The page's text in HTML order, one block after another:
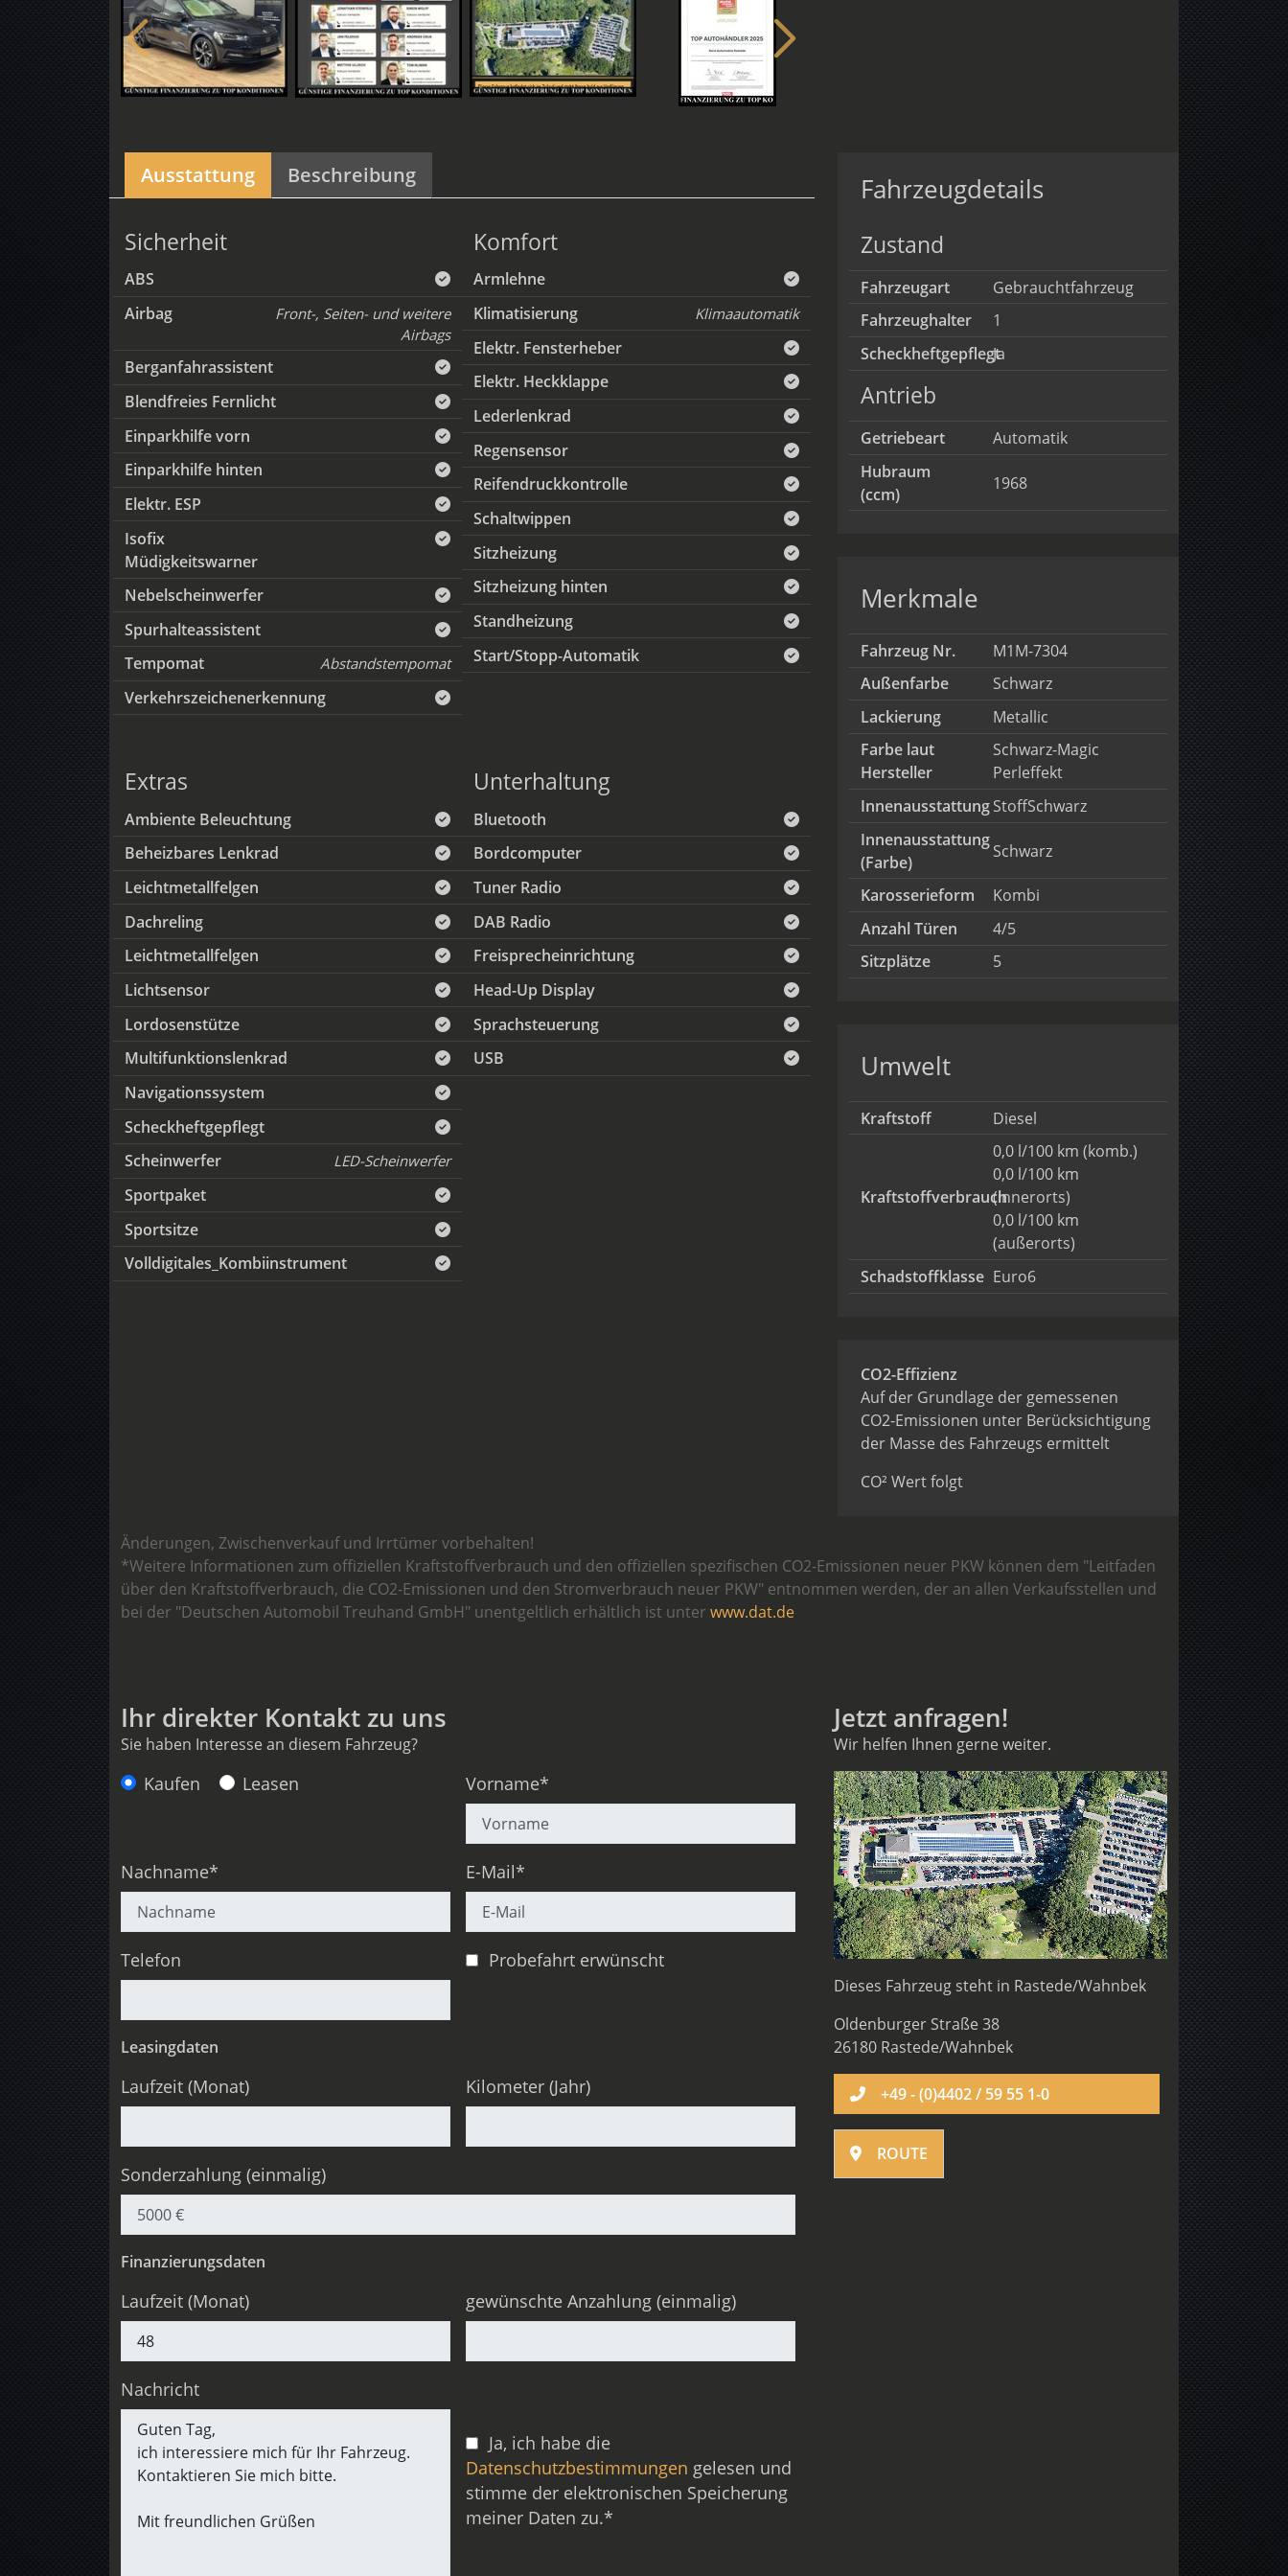
Ausstattung Beschreibung
Sicherheit
ABS
Airbag
Front-, Seiten- und weitere
Airbags
Berganfahrassistent
Blendfreies Fernlicht
Einparkhilfe vorn
Einparkhilfe hinten
Elektr. ESP
Isofix
Müdigkeitswarner
Nebelscheinwerfer
Spurhalteassistent
Tempomat
Abstandstempomat
Verkehrszeichenerkennung
Komfort
Armlehne
Klimatisierung
Klimaautomatik
Elektr. Fensterheber
Elektr. Heckklappe
Lederlenkrad
Regensensor
Reifendruckkontrolle
Schaltwippen
Sitzheizung
Sitzheizung hinten
Standheizung
Start/Stopp-Automatik
Extras
Ambiente Beleuchtung
Beheizbares Lenkrad
Leichtmetallfelgen
Dachreling
Leichtmetallfelgen
Lichtsensor
Lordosenstütze
Multifunktionslenkrad
Navigationssystem
Scheckheftgepflegt
Scheinwerfer
LED-Scheinwerfer
Sportpaket
Sportsitze
Volldigitales_Kombiinstrument
Unterhaltung
Bluetooth
Bordcomputer
Tuner Radio
DAB Radio
Freisprecheinrichtung
Head-Up Display
Sprachsteuerung
USB
Fahrzeugdetails
Zustand
Fahrzeugart
Gebrauchtfahrzeug
Fahrzeughalter
1
ScheckheftgepflegtJa
Antrieb
Getriebeart
Automatik
Hubraum
(ccm)
1968
Merkmale
Fahrzeug Nr.
M1M-7304
Außenfarbe
Schwarz
Lackierung
Metallic
Farbe laut
Hersteller
Schwarz-Magic
Perleffekt
InnenausstattungStoffSchwarz
Innenausstattung
(Farbe)
Schwarz
Karosserieform
Kombi
Anzahl Türen
4/5
Sitzplätze
5
Umwelt
Kraftstoff Diesel
Kraftstoffverbrauch
0,0 l/100 km (komb.)
0,0 l/100 km
(innerorts)
0,0 l/100 km
(außerorts)
Schadstoffklasse Euro6
CO2-Effizienz
Auf der Grundlage der gemessenen
CO2-Emissionen unter Berücksichtigung
der Masse des Fahrzeugs ermittelt
CO² Wert folgt
Änderungen, Zwischenverkauf und Irrtümer vorbehalten!
*Weitere Informationen zum offiziellen Kraftstoffverbrauch und den offiziellen spezifischen CO2-Emissionen neuer PKW können dem "Leitfaden
über den Kraftstoffverbrauch, die CO2-Emissionen und den Stromverbrauch neuer PKW" entnommen werden, der an allen Verkaufsstellen und
bei der "Deutschen Automobil Treuhand GmbH" unentgeltlich erhältlich ist unter www.dat.de
Ihr direkter Kontakt zu uns
Sie haben Interesse an diesem Fahrzeug?
Anfragetyp
Kaufen Leasen Vorname*
Nachname* E-Mail*
Telefon Probefahrt erwünscht
Leasingdaten
Laufzeit (Monat) Kilometer (Jahr)
Sonderzahlung (einmalig)
Finanzierungsdaten
Laufzeit (Monat) gewünschte Anzahlung (einmalig)
Nachricht
Ja, ich habe die
Datenschutzbestimmungen gelesen und
stimme der elektronischen Speicherung
meiner Daten zu.*
Jetzt anfragen!
Wir helfen Ihnen gerne weiter.
Dieses Fahrzeug steht in Rastede/Wahnbek
Oldenburger Straße 38
26180 Rastede/Wahnbek
+49 - (0)4402 / 59 55 1-0
ROUTE